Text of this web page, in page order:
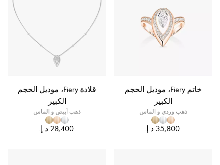
خاتم Fiery، موديل الحجم
الكبير
ذهب وردي و الماس
قلادة Fiery، موديل الحجم
الكبير
ذهب أبيض و الماس
‏28,400 د.إ.‏